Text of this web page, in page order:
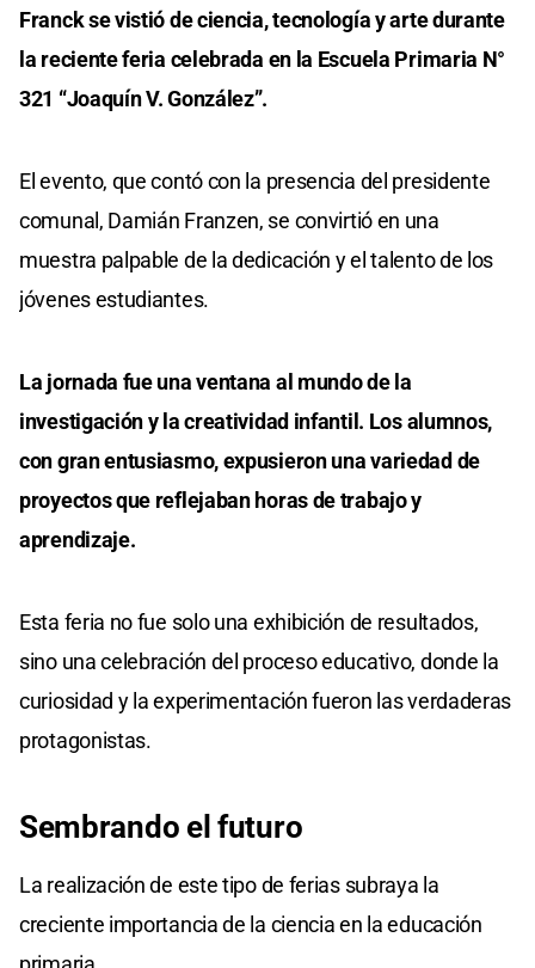
Franck se vistió de ciencia, tecnología y arte durante
la reciente feria celebrada en la Escuela Primaria N°
321 “Joaquín V. González”.
El evento, que contó con la presencia del presidente
comunal, Damián Franzen, se convirtió en una
muestra palpable de la dedicación y el talento de los
jóvenes estudiantes.
La jornada fue una ventana al mundo de la
investigación y la creatividad infantil. Los alumnos,
con gran entusiasmo, expusieron una variedad de
proyectos que reflejaban horas de trabajo y
aprendizaje.
Esta feria no fue solo una exhibición de resultados,
sino una celebración del proceso educativo, donde la
curiosidad y la experimentación fueron las verdaderas
protagonistas.
Sembrando el futuro
La realización de este tipo de ferias subraya la
creciente importancia de la ciencia en la educación